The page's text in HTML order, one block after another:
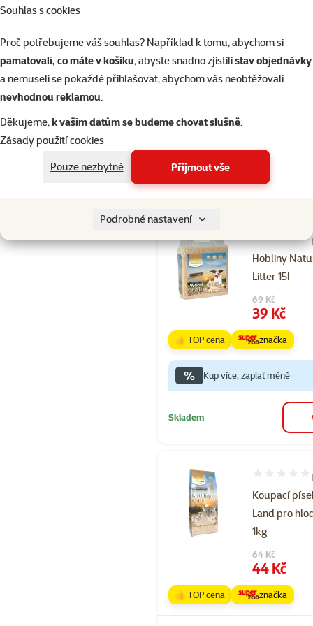
Souhlas s cookies
Proč potřebujeme váš souhlas? Například k tomu, abychom si
pamatovali, co máte v košíku, abyste snadno zjistilistav objednávky
a nemuseli se pokaždé přihlašovat, abychom vás neobtěžovali
nevhodnou reklamou.
Děkujeme,k vašim datům se budeme chovat slušně.
Zásady použití cookies
Pouze nezbytné
Přijmout vše
Podrobné nastavení
s červenou
105g
Hobliny
Litter 15l
Hodnocení
Původní cena
69 Kč
Cena
39 Kč
👍 TOP cena značka
% Kup více, zaplať méně
Skladem
Koupací
Land pro
1kg
Hodnocení
Původní cena
64 Kč
Cena
44 Kč
👍 TOP cena značka